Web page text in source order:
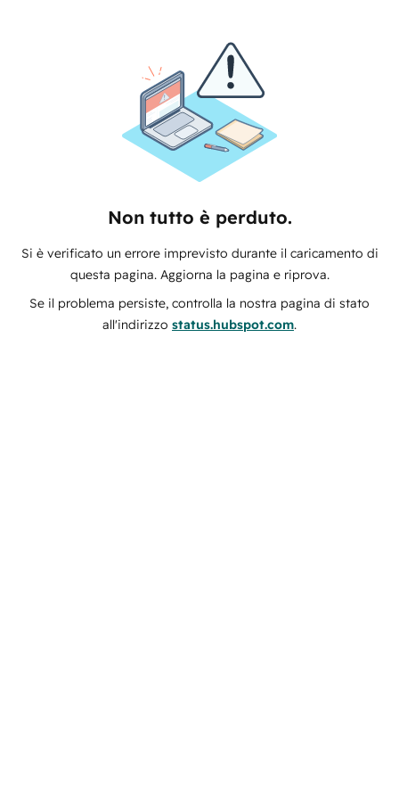
Non tutto è perduto.
Si è verificato un errore imprevisto durante il caricamento di
questa pagina. Aggiorna la pagina e riprova.
Se il problema persiste, controlla la nostra pagina di stato
all'indirizzo status.hubspot.com.